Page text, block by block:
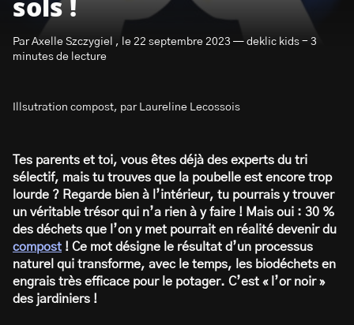
sols !
Par Axelle Szczygiel , le 22 septembre 2023 — deklic kids - 3
minutes de lecture
Illsutration compost, par Laureline Lecossois
Tes parents et toi, vous êtes déjà des experts du tri
sélectif, mais tu trouves que la poubelle est encore trop
lourde ? Regarde bien à l’intérieur, tu pourrais y trouver
un véritable trésor qui n’a rien à y faire ! Mais oui : 30 %
des déchets que l’on y met pourrait en réalité devenir du
compost ! Ce mot désigne le résultat d’un processus
naturel qui transforme, avec le temps, les biodéchets en
engrais très efficace pour le potager. C’est « l’or noir »
des jardiniers !
S’abonner à la newsletter